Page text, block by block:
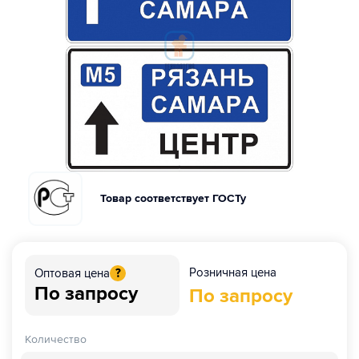
Товар соответствует ГОСТу
Оптовая цена ?
По запросу
Розничная цена
По запросу
Количество